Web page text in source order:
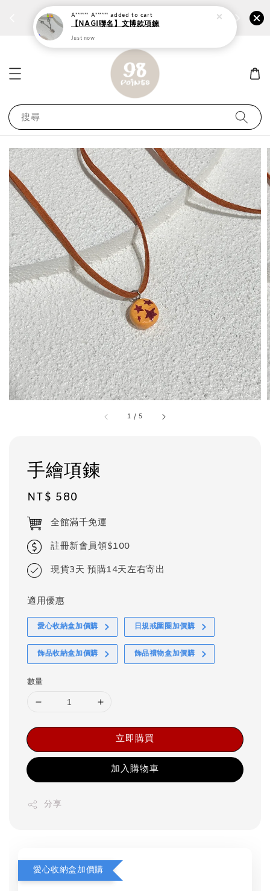
個性鋼戒任兩件1300⚡ 前往選購 ›› 加
搜尋
1 /5
手繪項鍊
Regular
price
NT$ 580
全館滿千免運
註冊新會員領$100
現貨3天 預購14天左右寄出
適用優惠
愛心收納盒加價購 日規戒圍圈加價購
飾品收納盒加價購 飾品禮物盒加價購
數量
立即購買
加入購物車
分享
愛心收納盒加價購
A****** A****** added to cart
【NAGI聯名】文博款項鍊
Just now